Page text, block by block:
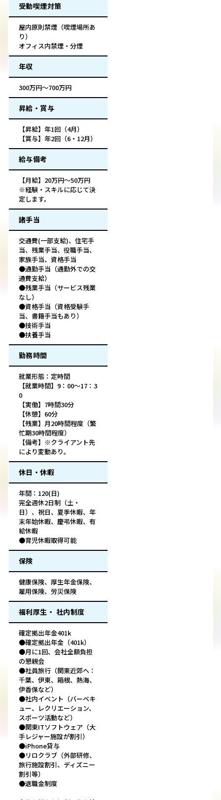
受動喫煙対策
屋内原則禁煙（喫煙場所あ
り）
オフィス内禁煙・分煙
年収
300万円～700万円
昇給・賞与
【昇給】年1回（4月）
【賞与】年2回（6・12月）
給与備考
【月給】20万円～50万円
※経験・スキルに応じて決
定します。
諸手当
交通費(一部支給)、住宅手
当、残業手当、役職手当、
家族手当、資格手当
●通勤手当（通勤外での交
通費支給）
●残業手当（サービス残業
なし）
●資格手当（資格受験手
当、書籍手当もあり）
●技術手当
●扶養手当
勤務時間
就業形態：定時間
【就業時間】9：00～17：3
0
【実働】7時間30分
【休憩】60分
【残業】月20時間程度（繁
忙期30時間程度）
【備考】※クライアント先
により変動あり。
休日・休暇
年間：120(日)
完全週休2日制（土・
日）、祝日、夏季休暇、年
末年始休暇、慶弔休暇、有
給休暇
●育児休暇取得可能
保険
健康保険、厚生年金保険、
雇用保険、労災保険
福利厚生・ 社内制度
確定拠出年金401k
●確定拠出年金（401k）
●月に1回、会社全額負担
の懇親会
●社員旅行（関東近郊へ：
千葉、伊東、箱根、熱海、
伊香保など）
●社内イベント（バーベキ
ュー、レクリエーション、
スポーツ活動など）
●関東ITソフトウェア（大
手レジャー施設が割引）
●iPhone貸与
●リロクラブ（外部研修、
旅行施設割引、ディズニー
割引等）
●退職金制度